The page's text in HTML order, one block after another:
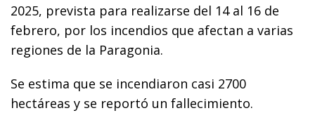
2025, prevista para realizarse del 14 al 16 de
febrero, por los incendios que afectan a varias
regiones de la Paragonia.
Se estima que se incendiaron casi 2700
hectáreas y se reportó un fallecimiento.